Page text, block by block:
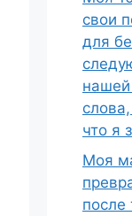
свои
для
что я
Моя
после